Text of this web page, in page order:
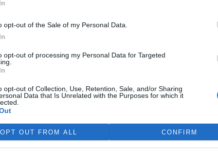
opt-out of the Sale of my Personal Data.
opt-out of processing my Personal Data for Targeted
opt-out of Collection, Use, Retention, Sale, and/or Sharing
Data that Is Unrelated with the Purposes for which it
OPT OUT FROM ALL CONFIRM
hasiči, zástupci Povodí Moravy, pracovníci životního
bylo rozhodnuto, že norné stěny zůstanou na místě
kdy bude rozhodnuto o dalším postupu," uvedla
speciálním sorbentem, který ji absorboval.